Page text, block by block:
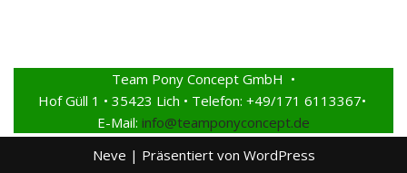
Team Pony Concept GmbH •
Hof Güll 1 • 35423 Lich • Telefon: +49/171 6113367•
E-Mail: info@teamponyconcept.de
Neve | Präsentiert von WordPress